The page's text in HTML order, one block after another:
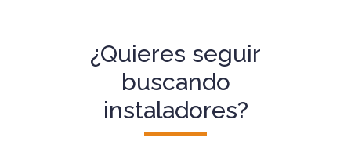
¿Quieres seguir
buscando
instaladores?